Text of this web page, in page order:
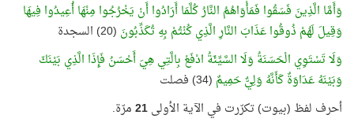
وَأَمَّا الَّذِينَ فَسَقُوا فَمَأْوَاهُمُ النَّارُ كُلَّمَا أَرَادُوا أَنْ يَخْرُجُوا مِنْهَا أُعِيدُوا فِيهَا
وَقِيلَ لَهُمْ ذُوقُوا عَذَابَ النَّارِ الَّذِي كُنْتُمْ بِهِ تُكَذِّبُونَ (20) السجدة
وَلَا تَسْتَوِي الْحَسَنَةُ وَلَا السَّيِّئَةُ ادْفَعْ بِالَّتِي هِيَ أَحْسَنُ فَإِذَا الَّذِي بَيْنَكَ
وَبَيْنَهُ عَدَاوَةٌ كَأَنَّهُ وَلِيٌّ حَمِيمٌ (34) فصلت
أحرف لفظ (بيوت) تكرّرت في الآية الأولى21مرّة.